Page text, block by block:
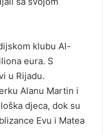
klubu Al-
eura. S
u Rijadu.
Alanu Martin i
djeca, dok su
Evu i Matea